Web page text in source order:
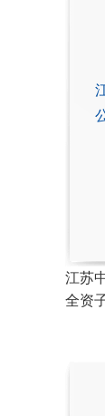
江苏
全资